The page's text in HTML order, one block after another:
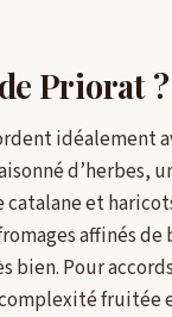
Priorat ?
idéalement
d’herbes,
et
affinés
Pour
fruitée